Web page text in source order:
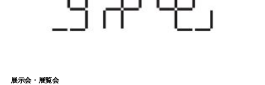
展示会・展覧会